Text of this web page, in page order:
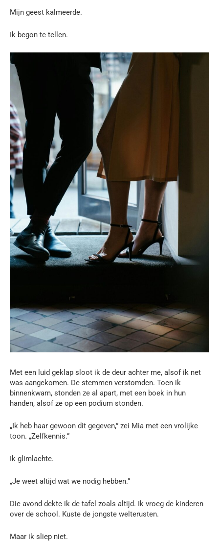
Mijn geest kalmeerde.
Ik begon te tellen.
Met een luid geklap sloot ik de deur achter me, alsof ik net
was aangekomen. De stemmen verstomden. Toen ik
binnenkwam, stonden ze al apart, met een boek in hun
handen, alsof ze op een podium stonden.
„Ik heb haar gewoon dit gegeven,” zei Mia met een vrolijke
toon. „Zelfkennis.”
Ik glimlachte.
„Je weet altijd wat we nodig hebben.”
Die avond dekte ik de tafel zoals altijd. Ik vroeg de kinderen
over de school. Kuste de jongste welterusten.
Maar ik sliep niet.